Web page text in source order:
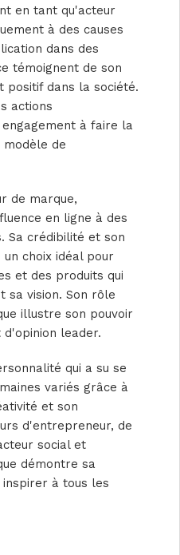
en tant qu'acteur
à des causes
dans des
témoignent de son
positif dans la société.
actions
à faire la
de
de marque,
en ligne à des
Sa crédibilité et son
choix idéal pour
et des produits qui
sa vision. Son rôle
illustre son pouvoir
leader.
qui a su se
variés grâce à
et son
d'entrepreneur, de
social et
démontre sa
à tous les